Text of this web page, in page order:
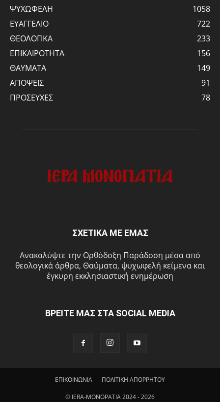
ΨΥΧΩΦΕΛΗ
1058
ΕΥΑΓΓΕΛΙΟ
722
ΘΕΟΛΟΓΙΚΑ
233
ΕΠΙΚΑΙΡΟΤΗΤΑ
156
ΘΑΥΜΑΤΑ
149
ΑΠΟΨΕΙΣ
91
ΠΡΟΣΕΥΧΕΣ
78
ΣΧΕΤΙΚΑ ΜΕ ΕΜΑΣ
Ανακαλύψτε την Ορθόδοξη Παράδοση μέσα από
θεολογικά άρθρα, Θαύματα, ψυχωφελή κείμενα και
έγκυρη εκκλησιαστική ενημέρωση
ΒΡΕΙΤΕ ΜΑΣ ΣΤΑ SOCIAL MEDIA
ΕΠΙΚΟΙΝΩΝΙΑ ΠΟΛΙΤΙΚΗ ΑΠΟΡΡΗΤΟΥ
© IERA-MONOPATIA 2024 - 2026